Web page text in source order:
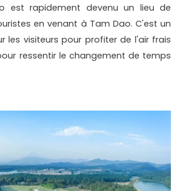
est rapidement devenu un lieu de
en venant à Tam Dao. C'est un
les visiteurs pour profiter de l'air frais
ressentir le changement de temps